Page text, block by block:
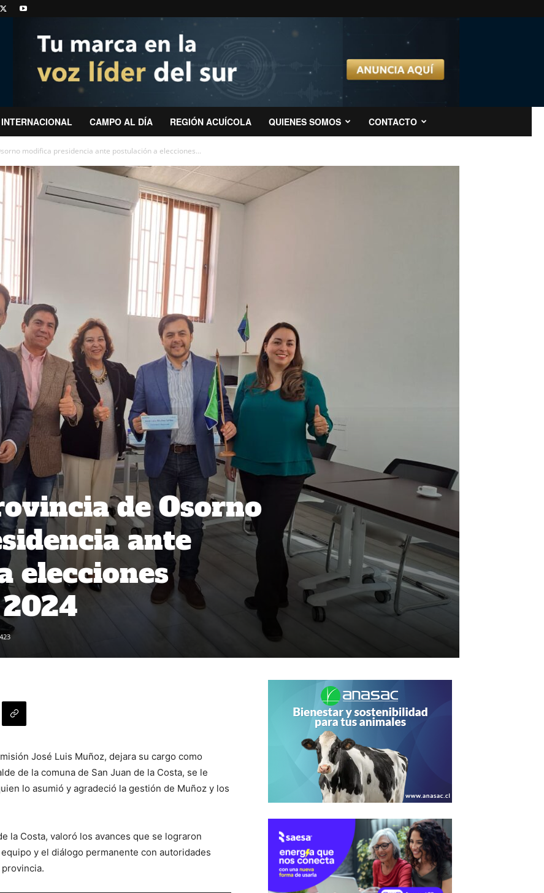
INTERNACIONAL CAMPO AL DÍA REGIÓN ACUÍCOLA QUIENES SOMOS CONTACTO
modifica presidencia ante postulación a elecciones...
de Osorno
ante
elecciones
423
José Luis Muñoz, dejara su cargo como
de la comuna de San Juan de la Costa, se le
lo asumió y agradeció la gestión de Muñoz y los
la Costa, valoró los avances que se lograron
y el diálogo permanente con autoridades